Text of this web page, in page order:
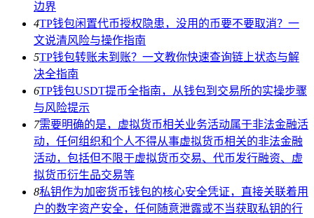
边界
4TP钱包闲置代币授权隐患，没用的币要不要取消？一
文说清风险与操作指南
5TP钱包转账未到账？一文教你快速查询链上状态与解
决全指南
6TP钱包USDT提币全指南，从钱包到交易所的实操步骤
与风险提示
7需要明确的是，虚拟货币相关业务活动属于非法金融活
动，任何组织和个人不得从事虚拟货币相关的非法金融
活动，包括但不限于虚拟货币交易、代币发行融资、虚
拟货币衍生品交易等
8私钥作为加密货币钱包的核心安全凭证，直接关联着用
户的数字资产安全，任何随意泄露或不当获取私钥的行